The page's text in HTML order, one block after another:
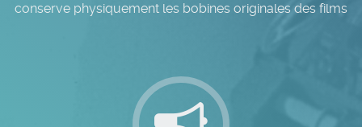
conserve physiquement les bobines originales des films